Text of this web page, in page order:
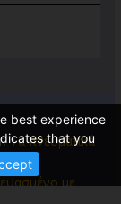
. Τα πνευματικά
με
best experience
that you